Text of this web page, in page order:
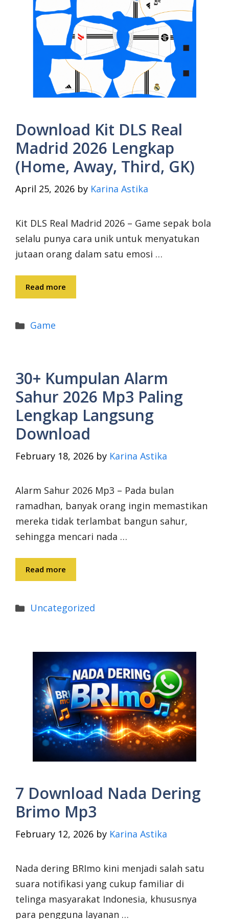
Download Kit DLS Real
Madrid 2026 Lengkap
(Home, Away, Third, GK)
April 25, 2026 by Karina Astika
Kit DLS Real Madrid 2026 – Game sepak bola
selalu punya cara unik untuk menyatukan
jutaan orang dalam satu emosi …
Read more
Categories
Game
30+ Kumpulan Alarm
Sahur 2026 Mp3 Paling
Lengkap Langsung
Download
February 18, 2026 by Karina Astika
Alarm Sahur 2026 Mp3 – Pada bulan
ramadhan, banyak orang ingin memastikan
mereka tidak terlambat bangun sahur,
sehingga mencari nada …
Read more
Categories
Uncategorized
7 Download Nada Dering
Brimo Mp3
February 12, 2026 by Karina Astika
Nada dering BRImo kini menjadi salah satu
suara notifikasi yang cukup familiar di
telinga masyarakat Indonesia, khususnya
para pengguna layanan …